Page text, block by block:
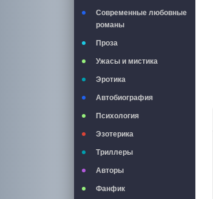
Современные любовные
романы
Проза
Ужасы и мистика
Эротика
Автобиография
Психология
Эзотерика
Триллеры
Авторы
Фанфик